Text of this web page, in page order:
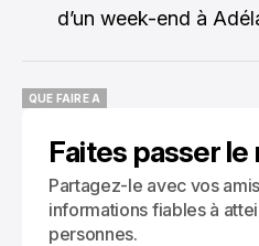
d’un week-end à
QUE FAIRE A
Faites passer le
Partagez-le avec vos
informations fiables à
personnes.